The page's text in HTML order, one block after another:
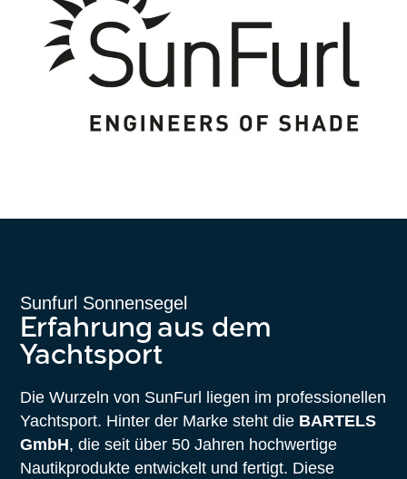
Sunfurl Sonnensegel
Erfahrung aus dem
Yachtsport
Die Wurzeln von SunFurl liegen im professionellen
Yachtsport. Hinter der Marke steht die BARTELS
GmbH, die seit über 50 Jahren hochwertige
Nautikprodukte entwickelt und fertigt. Diese